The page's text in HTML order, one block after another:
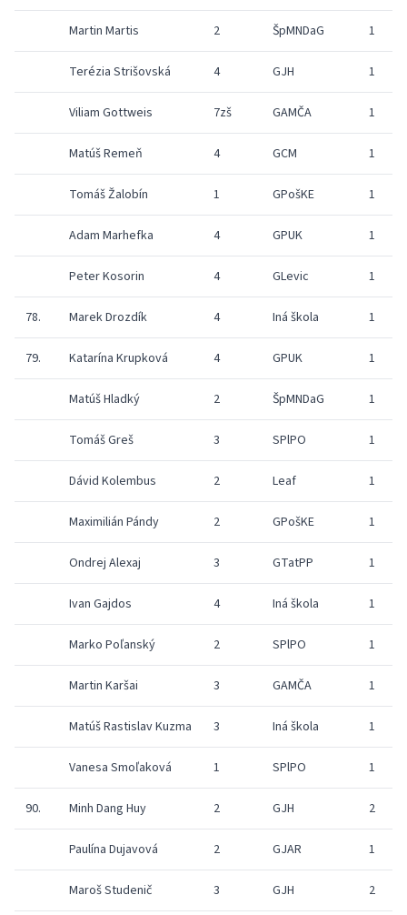
Martin Martis 2 ŠpMNDaG 1
Terézia Strišovská 4 GJH 1
Viliam Gottweis 7zš GAMČA 1
Matúš Remeň 4 GCM 1
Tomáš Žalobín 1 GPošKE 1
Adam Marhefka 4 GPUK 1
Peter Kosorin 4 GLevic 1
78. Marek Drozdík 4 Iná škola 1
79. Katarína Krupková 4 GPUK 1
Matúš Hladký 2 ŠpMNDaG 1
Tomáš Greš 3 SPlPO 1
Dávid Kolembus 2 Leaf 1
Maximilián Pándy 2 GPošKE 1
Ondrej Alexaj 3 GTatPP 1
Ivan Gajdos 4 Iná škola 1
Marko Poľanský 2 SPlPO 1
Martin Karšai 3 GAMČA 1
Matúš Rastislav Kuzma 3 Iná škola 1
Vanesa Smoľaková 1 SPlPO 1
90. Minh Dang Huy 2 GJH 2
Paulína Dujavová 2 GJAR 1
Maroš Studenič 3 GJH 2